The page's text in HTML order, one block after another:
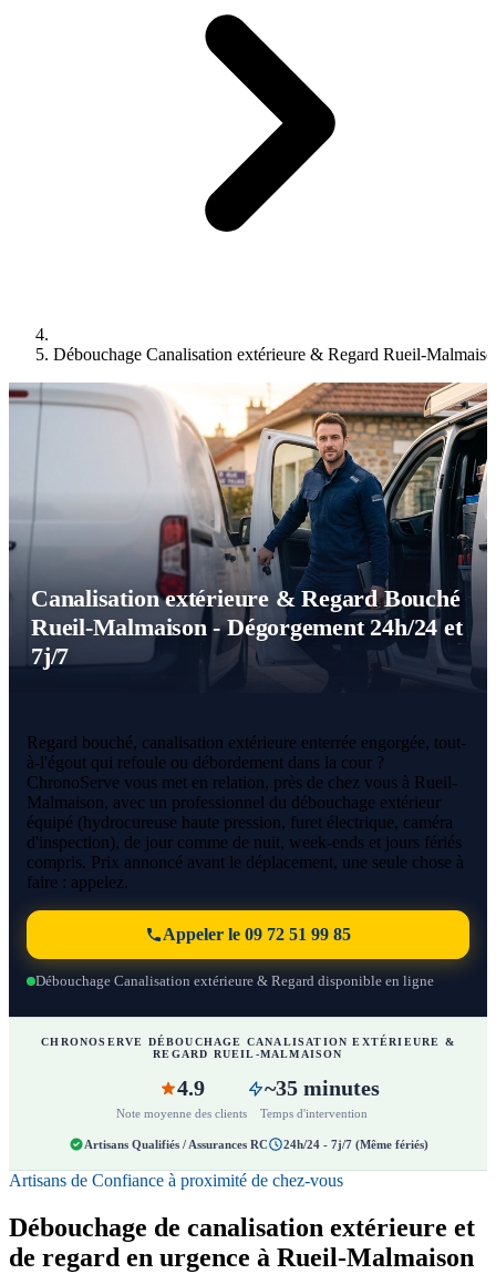
Débouchage Canalisation extérieure & Regard Rueil-
Canalisation extérieure & Regard Bouché
Rueil-Malmaison - Dégorgement 24h/24 et
7j/7
Regard bouché, canalisation extérieure enterrée engorgée, tout-
à-l'égout qui refoule ou débordement dans la cour ?
ChronoServe vous met en relation, près de chez vous à Rueil-
Malmaison, avec un professionnel du débouchage extérieur
équipé (hydrocureuse haute pression, furet électrique, caméra
d'inspection), de jour comme de nuit, week-ends et jours fériés
compris. Prix annoncé avant le déplacement, une seule chose à
faire : appelez.
Appeler le 09 72 51 99 85
Débouchage Canalisation extérieure & Regard disponible en ligne
CHRONOSERVE DÉBOUCHAGE CANALISATION EXTÉRIEURE &
REGARD RUEIL-MALMAISON
4.9
Note moyenne des clients
~35 minutes
Temps d'intervention
Artisans Qualifiés / Assurances RC 24h/24 - 7j/7 (Même fériés)
Artisans de Confiance à proximité de chez-vous
Débouchage de canalisation extérieure et
de regard en urgence à Rueil-Malmaison